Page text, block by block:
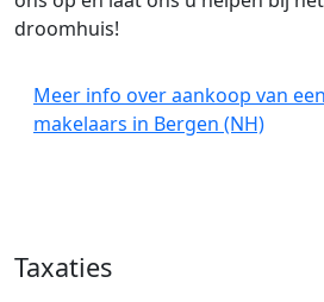
droomhuis!
Meer info over aankoop van
makelaars in Bergen (NH)
Taxaties